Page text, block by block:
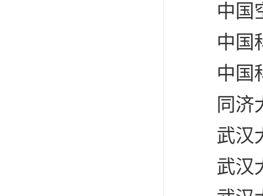
中国
中国
中国
同济
武汉
武汉